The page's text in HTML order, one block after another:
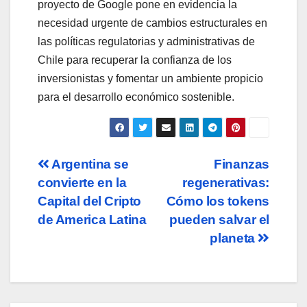
proyecto de Google pone en evidencia la
necesidad urgente de cambios estructurales en
las políticas regulatorias y administrativas de
Chile para recuperar la confianza de los
inversionistas y fomentar un ambiente propicio
para el desarrollo económico sostenible.
Navegación
de
entradas
Finanzas
regenerativas:
Cómo los tokens
pueden salvar el
planeta
Argentina se
convierte en la
Capital del Cripto
de America Latina